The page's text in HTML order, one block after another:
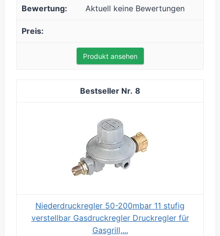
Aktuell keine Bewertungen
Produkt ansehen
8
Niederdruckregler 50-200mbar 11 stufig
verstellbar Gasdruckregler Druckregler für
Gasgrill,...